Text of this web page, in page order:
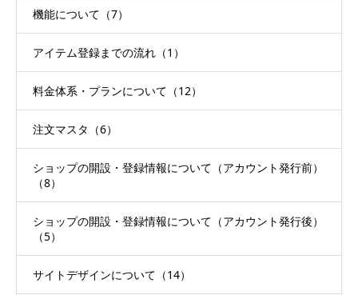
機能について（7）
アイテム登録までの流れ（1）
料金体系・プランについて（12）
注文マスタ（6）
ショップの開設・登録情報について（アカウント発行前）
（8）
ショップの開設・登録情報について（アカウント発行後）
（5）
サイトデザインについて（14）